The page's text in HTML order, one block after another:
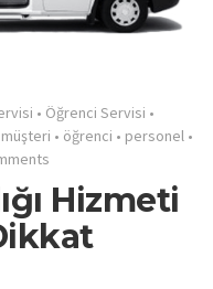
• Öğrenci Servisi •
müşteri • öğrenci • personel •
Hizmeti